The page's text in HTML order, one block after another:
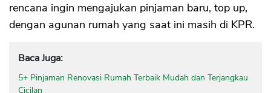
rencana ingin mengajukan pinjaman baru, top up,
dengan agunan rumah yang saat ini masih di KPR.
Baca Juga:
5+ Pinjaman Renovasi Rumah Terbaik Mudah dan Terjangkau
Cicilan